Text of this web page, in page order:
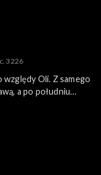
3226
Oli. Z samego
a po południu
rosół. Marysia